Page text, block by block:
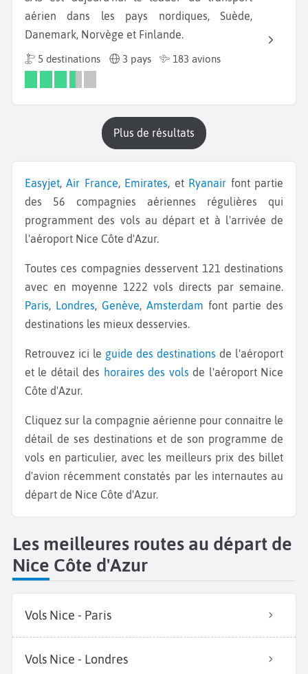
aérien dans les pays nordiques, Suède,
Danemark, Norvège et Finlande.
5 destinations 3 pays 183 avions
plus de résultats
Easyjet,Air France, Emirates, et Ryanair font partie
des 56 compagnies aériennes régulières qui
programment des vols au départ et à l'arrivée de
l'aéroport Nice Côte d'Azur.
Toutes ces compagnies desservent 121 destinations
avec en moyenne 1222 vols directs par semaine.
Paris, Londres, Genève, Amsterdam font partie des
destinations les mieux desservies.
Retrouvez ici le guide des destinations de l'aéroport
et le détail des horaires des vols de l'aéroport Nice
Côte d'Azur.
Cliquez sur la compagnie aérienne pour connaitre le
détail de ses destinations et de son programme de
vols en particulier, avec les meilleurs prix des billet
d'avion récemment constatés par les internautes au
départ de Nice Côte d'Azur.
Les meilleures routes au départ de
Nice Côte d'Azur
Vols Nice - Paris
Vols Nice - Londres